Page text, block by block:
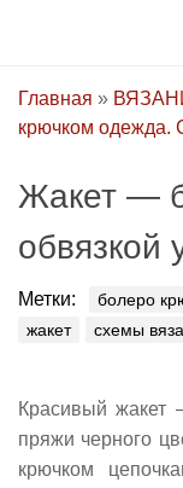
Главная »
крючком одежда.
Жакет —
обвязкой
Метки: болеро
жакет
схемы
Красивый жакет
пряжи черного
крючком